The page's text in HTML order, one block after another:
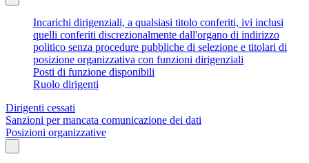
Incarichi dirigenziali, a qualsiasi titolo conferiti, ivi inclusi
quelli conferiti discrezionalmente dall'organo di indirizzo
politico senza procedure pubbliche di selezione e titolari di
posizione organizzativa con funzioni dirigenziali
Posti di funzione disponibili
Ruolo dirigenti
Dirigenti cessati
Sanzioni per mancata comunicazione dei dati
Posizioni organizzative